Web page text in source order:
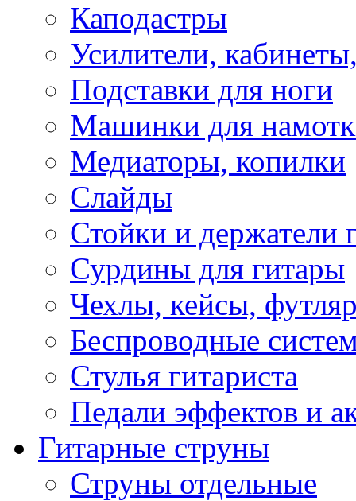
Каподастры
Усилители,
Подставки для ноги
Машинки для
Медиаторы, копилки
Слайды
Стойки и держатели
Сурдины для гитары
Чехлы, кейсы,
Беспроводные
Стулья гитариста
Педали эффектов и
Гитарные струны
Струны отдельные